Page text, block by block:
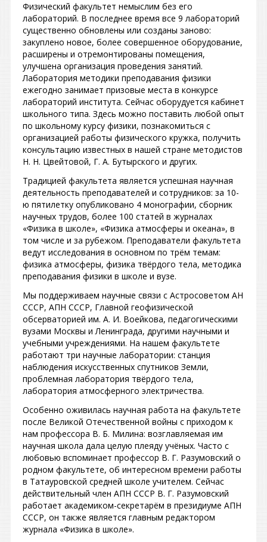
Физический факультет немыслим без его
лабораторий. В последнее время все 9 лабораторий
существенно обновлены или созданы заново:
закуплено новое, более совершенное оборудование,
расширены и отремонтированы помещения,
улучшена организация проведения занятий.
Лаборатория методики преподавания физики
ежегодно занимает призовые места в конкурсе
лабораторий института. Сейчас оборудуется кабинет
школьного типа. Здесь можно поставить любой опыт
по школьному курсу физики, познакомиться с
организацией работы физического кружка, получить
консультацию известных в нашей стране методистов
Н. Н. Цвейтовой, Г. А. Бутырского и других.
Традицией факультета является успешная научная
деятельность преподавателей и сотрудников: за 10-
ю пятилетку опубликовано 4 монографии, сборник
научных трудов, более 100 статей в журналах
«Физика в школе», «Физика атмосферы и океана», в
том числе и за рубежом. Преподаватели факультета
ведут исследования в основном по трём темам:
физика атмосферы, физика твёрдого тела, методика
преподавания физики в школе и вузе.
Мы поддерживаем научные связи с Астросоветом АН
СССР, АПН СССР, Главной геофизической
обсерваторией им. А. И. Воейкова, педагогическими
вузами Москвы и Ленинграда, другими научными и
учебными учреждениями. На нашем факультете
работают три научные лаборатории: станция
наблюдения искусственных спутников Земли,
проблемная лаборатория твёрдого тела,
лаборатория атмосферного электричества.
Особенно оживилась научная работа на факультете
после Великой Отечественной войны с приходом к
нам профессора В. Б. Милина: возглавляемая им
научная школа дала целую плеяду учёных. Часто с
любовью вспоминает профессор В. Г. Разумовский о
родном факультете, об интересном времени работы
в Татауровской средней школе учителем. Сейчас
действительный член АПН СССР В. Г. Разумовский
работает академиком-секретарём в президиуме АПН
СССР, он также является главным редактором
журнала «Физика в школе».